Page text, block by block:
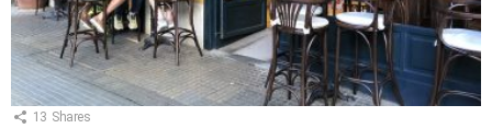
13 Shares